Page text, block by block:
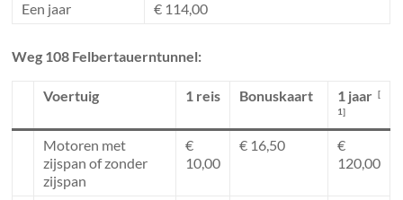
Een jaar
€ 114,00
Weg 108 Felbertauerntunnel:
Voertuig 1 reis Bonuskaart 1 jaar[
1]
Motoren met
zijspan of zonder
zijspan
€
10,00
€ 16,50
€
120,00